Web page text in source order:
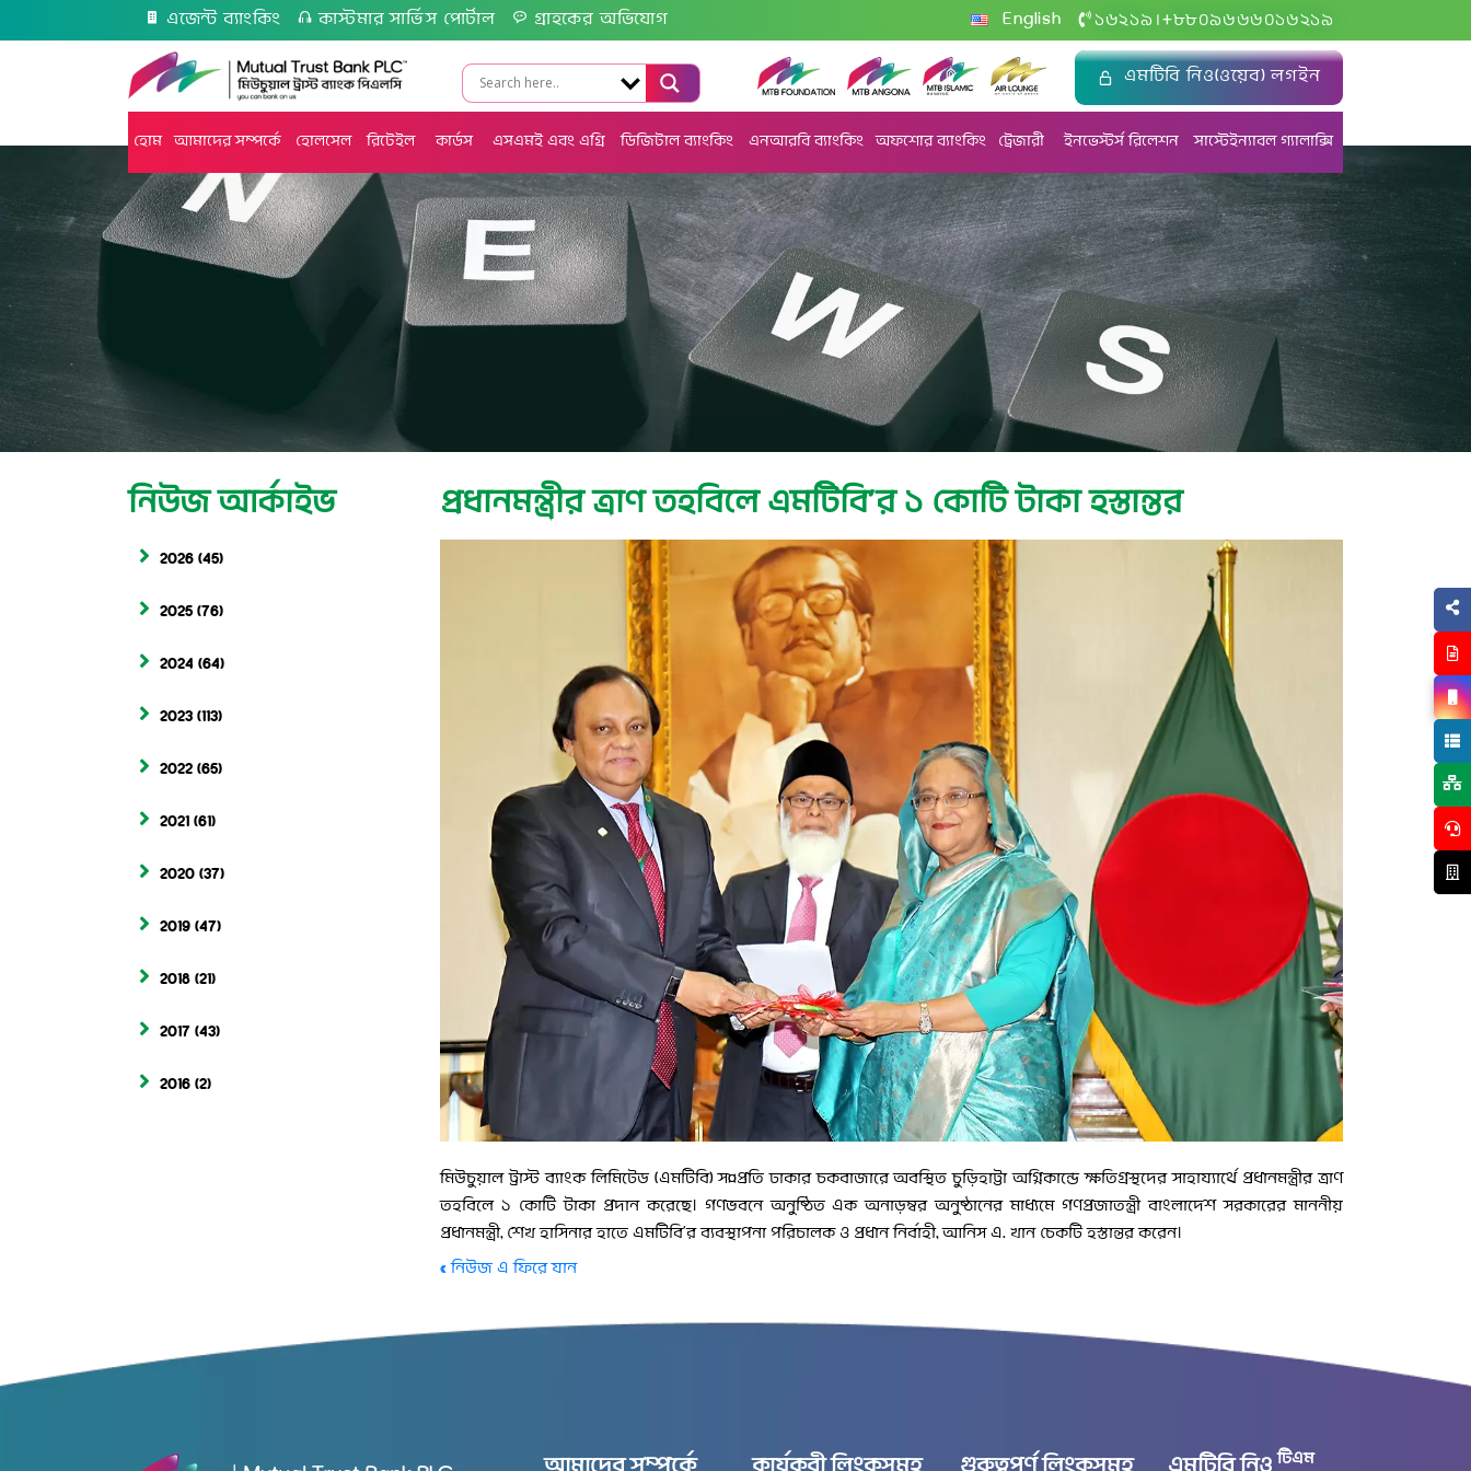
এজেন্ট ব্যাংকিং কাস্টমার সার্ভিস পোর্টাল গ্রাহকের অভিযোগ English ১৬২১৯ +৮৮০৯৬৬৬০১৬২১৯
এমটিবি নিও(ওয়েব) লগইন
হোম আমাদের সম্পর্কে হোলসেল রিটেইল কার্ডস এসএমই এবং এগ্রি ডিজিটাল ব্যাংকিং এনআরবি ব্যাংকিং অফশোর ব্যাংকিং ট্রেজারী ইনভেস্টর্স রিলেশন সাস্টেইন্যাবল গ্যালাক্সি
নিউজ আর্কাইভ
2026 (45)
2025 (76)
2024 (64)
2023 (113)
2022 (65)
2021 (61)
2020 (37)
2019 (47)
2018 (21)
2017 (43)
2016 (2)
প্রধানমন্ত্রীর ত্রাণ তহবিলে এমটিবি’র ১ কোটি টাকা হস্তান্তর
মিউচুয়াল ট্রাস্ট ব্যাংক লিমিটেড (এমটিবি) স¤প্রতি ঢাকার চকবাজারে অবস্থিত চুড়িহাট্টা অগ্নিকান্ডে ক্ষতিগ্রস্থদের সাহায্যার্থে প্রধানমন্ত্রীর ত্রাণ
তহবিলে ১ কোটি টাকা প্রদান করেছে। গণভবনে অনুষ্ঠিত এক অনাড়ম্বর অনুষ্ঠানের মাধ্যমে গণপ্রজাতন্ত্রী বাংলাদেশ সরকারের মাননীয়
প্রধানমন্ত্রী, শেখ হাসিনার হাতে এমটিবি’র ব্যবস্থাপনা পরিচালক ও প্রধান নির্বাহী, আনিস এ. খান চেকটি হস্তান্তর করেন।
« নিউজ এ ফিরে যান
আমাদের সম্পর্কে কার্যকরী লিংকসমূহ গুরুত্বপূর্ণ লিংকসমূহ এমটিবি নিও টিএম